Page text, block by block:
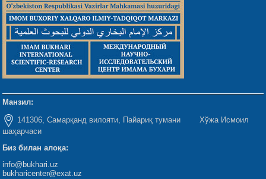
Манзил:
141306, Самарқанд вилояти, Пайариқ тумани Хўжа Исмоил
шаҳарчаси
Биз билан алоқа:
info@bukhari.uz
bukharicenter@exat.uz